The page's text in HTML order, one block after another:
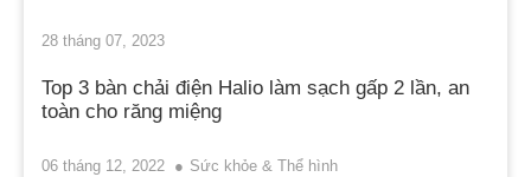
28 tháng 07, 2023
Top 3 bàn chải điện Halio làm sạch gấp 2 lần, an
toàn cho răng miệng
06 tháng 12, 2022 Sức khỏe & Thể hình